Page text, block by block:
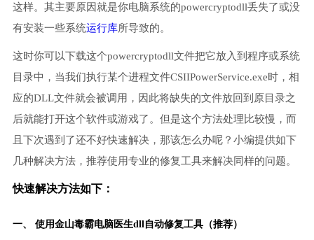
这样。其主要原因就是你电脑系统的powercryptodll丢失了或没
有安装一些系统运行库所导致的。
这时你可以下载这个powercryptodll文件把它放入到程序或系统
目录中，当我们执行某个进程文件CSIIPowerService.exe时，相
应的DLL文件就会被调用，因此将缺失的文件放回到原目录之
后就能打开这个软件或游戏了。但是这个方法处理比较慢，而
且下次遇到了还不好快速解决，那该怎么办呢？小编提供如下
几种解决方法，推荐使用专业的修复工具来解决同样的问题。
快速解决方法如下：
一、 使用金山毒霸电脑医生dll自动修复工具（推荐）